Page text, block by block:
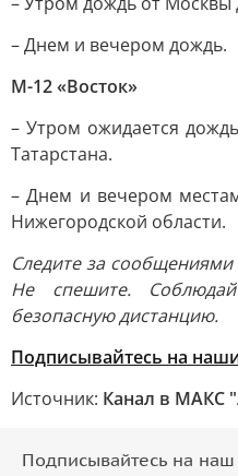
– Днем и вечером дождь.
М-12 «Восток»
– Утром ожидается
Татарстана.
– Днем и вечером
Нижегородской области.
Следите за
Не спешите.
безопасную дистанцию.
Подписывайтесь на
Источник: Канал в МАКС
Подписывайтесь на